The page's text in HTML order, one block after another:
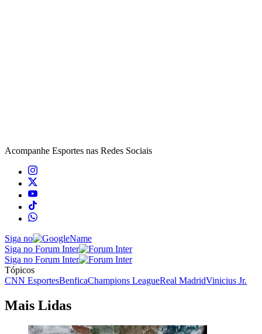
Acompanhe Esportes nas Redes Sociais
Siga no
Siga no Forum Inter
Siga no Forum Inter
Tópicos
CNN EsportesBenficaChampions LeagueReal MadridVinicius Jr.
Mais Lidas